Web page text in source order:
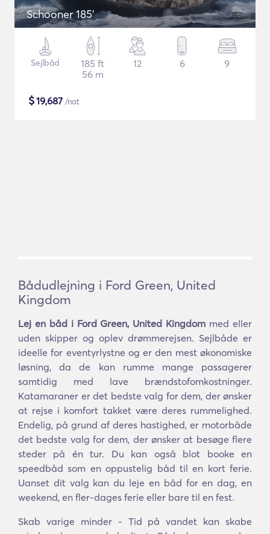
Schooner 185'
Sejlbåd
185 ft
56 m
12 6 9
$19,687 /nat
Bådudlejning i Ford Green, United
Kingdom
Lej en båd i Ford Green, United Kingdom med eller
uden skipper og oplev drømmerejsen. Sejlbåde er
ideelle for eventyrlystne og er den mest økonomiske
løsning, da de kan rumme mange passagerer
samtidig med lave brændstofomkostninger.
Katamaraner er det bedste valg for dem, der ønsker
at rejse i komfort takket være deres rummelighed.
Endelig, på grund af deres hastighed, er motorbåde
det bedste valg for dem, der ønsker at besøge flere
steder på én tur. Du kan også blot booke en
speedbåd som en oppustelig båd til en kort ferie.
Uanset dit valg kan du leje en båd for en dag, en
weekend, en fler-dages ferie eller bare til en fest.
Skab varige minder - Tid på vandet kan skabe